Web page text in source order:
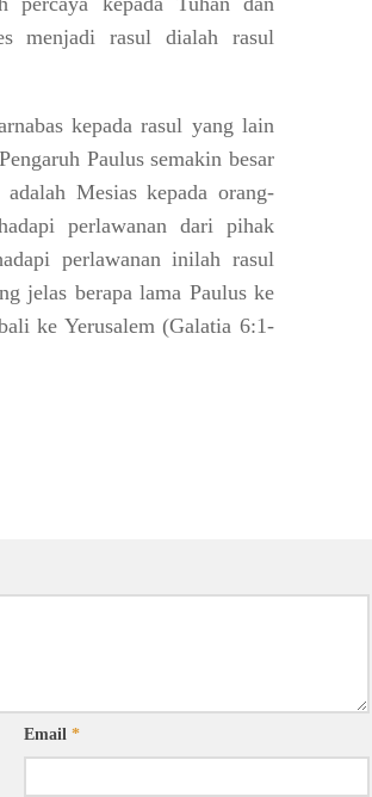
menjadi rasul dialah rasul
kepada rasul yang lain
Paulus semakin besar
adalah Mesiaskepada orang-
perlawanan dari pihak
perlawanan inilah rasul
jelas berapa lama Paulus ke
ke Yerusalem(Galatia 6:1-
Email*